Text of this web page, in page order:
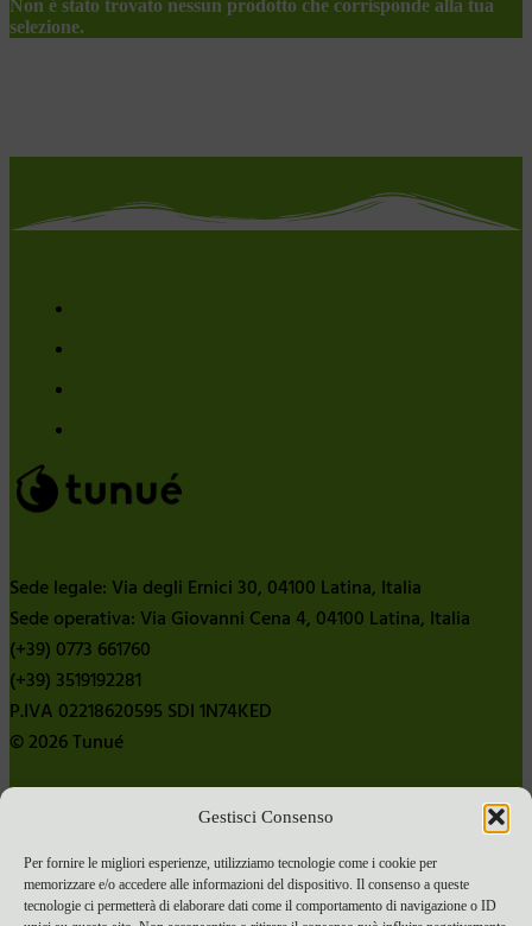
Gestisci Consenso
Per fornire le migliori esperienze, utilizziamo tecnologie come i cookie per
memorizzare e/o accedere alle informazioni del dispositivo. Il consenso a queste
tecnologie ci permetterà di elaborare dati come il comportamento di navigazione o ID
Non è stato trovato nessun prodotto che corrisponde alla tua
selezione.
Sede legale: Via degli Ernici 30, 04100 Latina, Italia
Sede operativa: Via Giovanni Cena 4, 04100 Latina, Italia
(+39) 0773 661760
(+39) 3519192281
P.IVA 02218620595 SDI 1N74KED
© 2026 Tunué
Contatti
Pubblica con noi